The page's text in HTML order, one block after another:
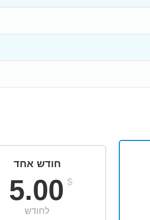
חודש אחד
$
5.00
לחודש